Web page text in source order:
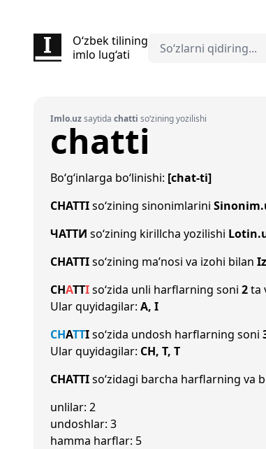
O‘zbek tilining
imlo lug‘ati
Imlo.uzsaytida chatti so‘zining yozilishi
chatti
Bo‘g‘inlarga bo‘linishi: [chat-ti]
CHATTIso‘zining sinonimlarini
ЧАТТИ so‘zining kirillcha yozilishi
CHATTIso‘zining ma’nosi va izohi bilan
CHATTIso‘zida unli harflarning soni 2ta
Ular quyidagilar: A, I
CHATTIso‘zida undosh harflarning soni
Ular quyidagilar: CH, T, T
CHATTIso‘zidagi barcha harflarning va
unlilar: 2
undoshlar: 3
hamma harflar: 5